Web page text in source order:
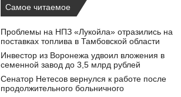
Самое читаемое
Проблемы на НПЗ «Лукойла» отразились на
поставках топлива в Тамбовской области
Инвестор из Воронежа удвоил вложения в
семенной завод до 3,5 млрд рублей
Сенатор Нетесов вернулся к работе после
продолжительного больничного